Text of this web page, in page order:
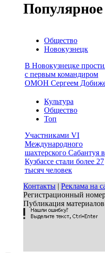
Популярное
Общество
Новокузнецк
В Новокузнецке
с первым командиром
ОМОН Сергеем
Культура
Общество
Топ
Участниками VI
Международного
шахтерского Сабантуя в
Кузбассе стали более 27
тысяч человек
Контакты | Реклама на
Регистрационный
Публикация